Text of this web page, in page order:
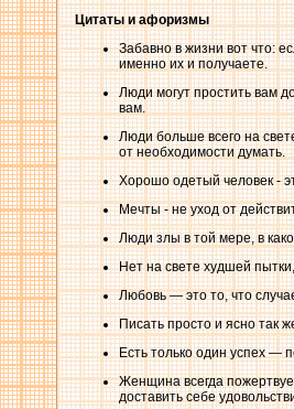
Цитаты и афоризмы
Забавно в жизни вот что:
именно их и получаете.
Люди могут простить вам
вам.
Люди больше всего на
от необходимости думать.
Хорошо одетый человек -
Мечты - не уход от
Люди злы в той мере, в
Нет на свете худшей
Любовь — это то, что
Писать просто и ясно так
Есть только один успех —
Женщина всегда
доставить себе